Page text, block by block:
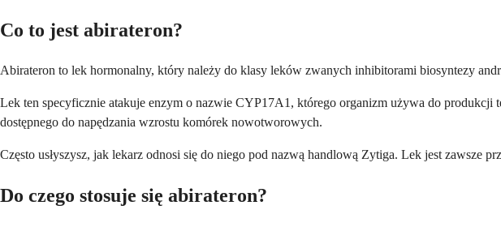
Co to jest abirateron?
Abirateron to lek hormonalny, który należy do klasy leków zwanych inhibitorami biosyntezy
Lek ten specyficznie atakuje enzym o nazwie CYP17A1, którego organizm używa do produkcji
dostępnego do napędzania wzrostu komórek nowotworowych.
Często usłyszysz, jak lekarz odnosi się do niego pod nazwą handlową Zytiga. Lek jest zawsze
Do czego stosuje się abirateron?